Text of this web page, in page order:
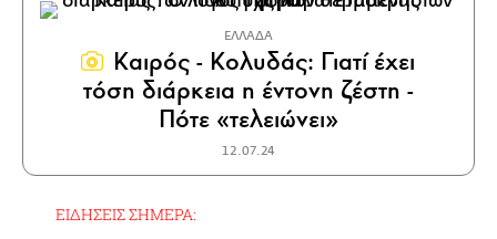
ΕΛΛΑΔΑ
Καιρός - Κολυδάς: Γιατί έχει
τόση διάρκεια η έντονη ζέστη -
Πότε «τελειώνει»
12.07.24
ΕΙΔΗΣΕΙΣ ΣΗΜΕΡΑ: